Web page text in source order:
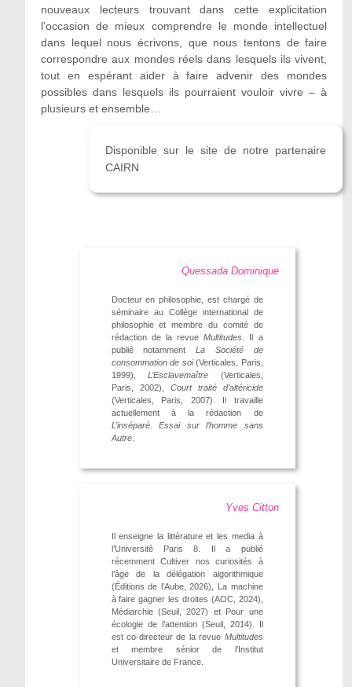
nouveaux lecteurs trouvant dans cette explicitation
l’occasion de mieux comprendre le monde intellectuel
dans lequel nous écrivons, que nous tentons de faire
correspondre aux mondes réels dans lesquels ils vivent,
tout en espérant aider à faire advenir des mondes
possibles dans lesquels ils pourraient vouloir vivre – à
plusieurs et ensemble…
Disponible sur le site de notre partenaire
CAIRN
Quessada Dominique
Docteur en philosophie, est chargé de
séminaire au Collège international de
philosophie et membre du comité de
rédaction de la revueMultitudes . Il a
publié notammentLa Société de
consommation de soi(Verticales, Paris,
1999),L’Esclavemaître (Verticales,
Paris, 2002), Court traité d’altéricide
(Verticales, Paris, 2007). Il travaille
actuellement à la rédaction de
L’inséparé. Essai sur l’homme sans
Autre.
Yves Citton
Il enseigne la littérature et les media à
l’Université Paris 8. Il a publié
récemment Cultiver nos curiosités à
l’âge de la délégation algorithmique
(Éditions de l’Aube, 2026), La machine
à faire gagner les droites (AOC, 2024),
Médiarchie (Seuil, 2027) et Pour une
écologie de l’attention (Seuil, 2014). Il
est co-directeur de la revue Multitudes
et membre sénior de l’Institut
Universitaire de France.